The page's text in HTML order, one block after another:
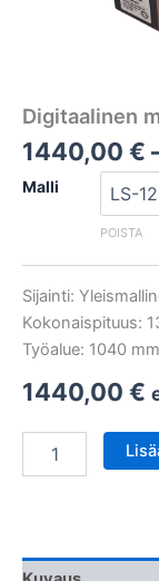
Digitaalinen
1440,00 €
Malli
POISTA
Sijainti:
Kokonaispituus:
Työalue: 1040 mm
1440,00 €
Digitaalinen
mittavaste